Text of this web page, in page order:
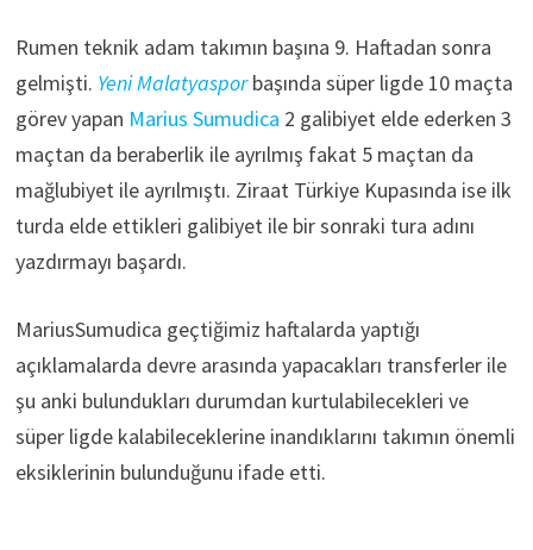
Rumen teknik adam takımın başına 9. Haftadan sonra
gelmişti. Yeni Malatyasporbaşında süper ligde 10 maçta
görev yapan Marius Sumudica 2 galibiyet elde ederken 3
maçtan da beraberlik ile ayrılmış fakat 5 maçtan da
mağlubiyet ile ayrılmıştı. Ziraat Türkiye Kupasında ise ilk
turda elde ettikleri galibiyet ile bir sonraki tura adını
yazdırmayı başardı.
MariusSumudica geçtiğimiz haftalarda yaptığı
açıklamalarda devre arasında yapacakları transferler ile
şu anki bulundukları durumdan kurtulabilecekleri ve
süper ligde kalabileceklerine inandıklarını takımın önemli
eksiklerinin bulunduğunu ifade etti.